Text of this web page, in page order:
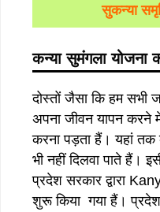
सुकन्या
कन्या सुमंगला योजना
दोस्तों जैसा कि हम सभी
अपना जीवन यापन करने
करना पड़ता हैं। यहां तक
भी नहीं दिलवा पाते हैं।
प्रदेश सरकार द्वारा
शुरू किया गया हैं। प्रदेश